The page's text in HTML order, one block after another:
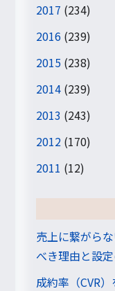
2017 (234)
2016 (239)
2015 (238)
2014 (239)
2013 (243)
2012 (170)
2011 (12)
売上に繋がら
べき理由と設
成約率（CVR